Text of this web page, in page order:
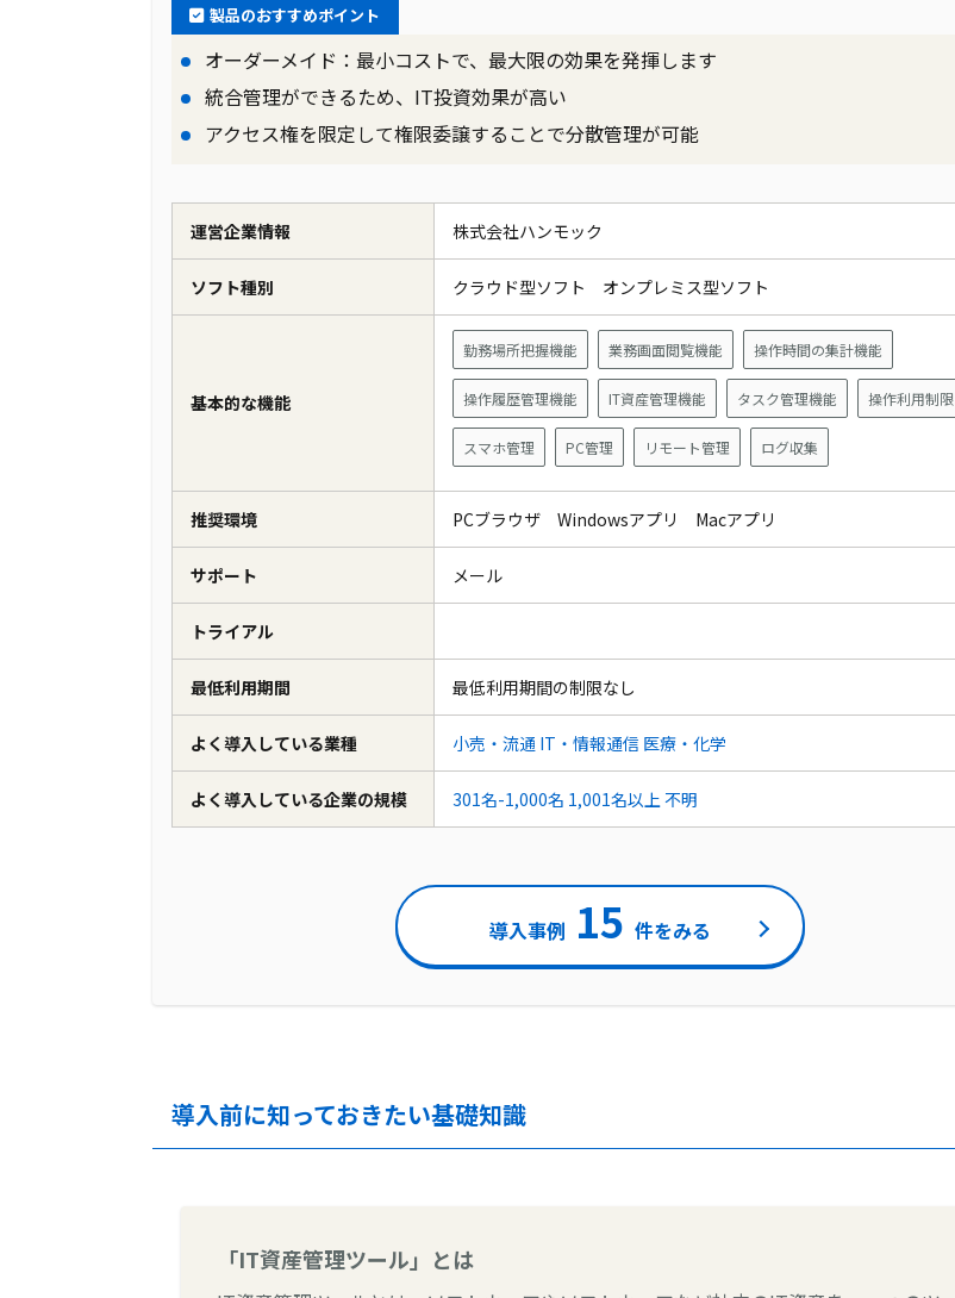
製品のおすすめポイント
オーダーメイド：最小コストで、最大限の効果を発揮します
統合管理ができるため、IT投資効果が高い
アクセス権を限定して権限委譲することで分散管理が可能
運営企業情報 株式会社ハンモック
ソフト種別 クラウド型ソフト オンプレミス型ソフト
基本的な機能
勤務場所把握機能 業務画面閲覧機能 操作時間の集計機能
操作履歴管理機能 IT資産管理機能 タスク管理機能 操作利用制限
スマホ管理 PC管理 リモート管理 ログ収集
推奨環境 PCブラウザ Windowsアプリ Macアプリ
サポート メール
トライアル
最低利用期間 最低利用期間の制限なし
よく導入している業種 小売・流通 IT・情報通信 医療・化学
よく導入している企業の規模 301名-1,000名 1,001名以上不明
導入事例 15 件をみる
導入前に知っておきたい基礎知識
「IT資産管理ツール」とは